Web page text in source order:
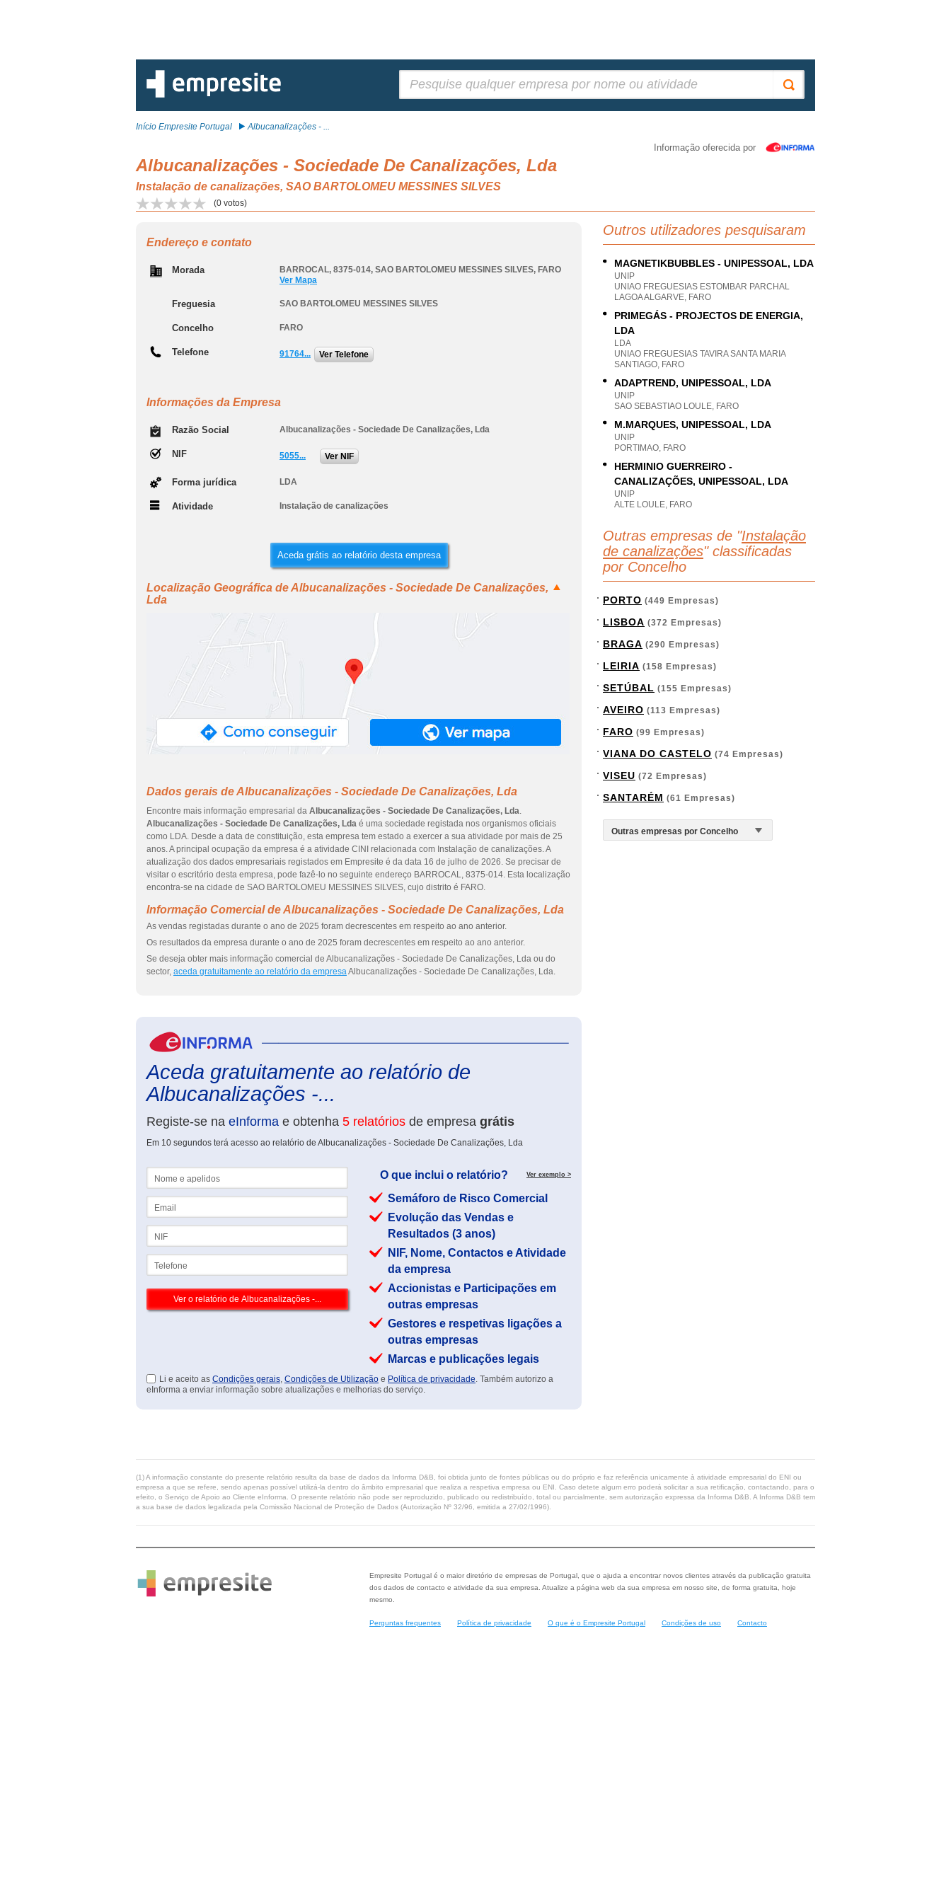
Início Empresite Portugal Albucanalizações - ...
Informação oferecida por
Albucanalizações - Sociedade De Canalizações, Lda
Instalação de canalizações, SAO BARTOLOMEU MESSINES SILVES
(0 votos)
Endereço e contato
Morada BARROCAL, 8375-014, SAO BARTOLOMEU MESSINES SILVES, FARO
Ver Mapa
Freguesia SAO BARTOLOMEU MESSINES SILVES
Concelho FARO
Telefone 91764... Ver Telefone
Informações da Empresa
Razão Social Albucanalizações - Sociedade De Canalizações, Lda
NIF 5055... Ver NIF
Forma jurídica LDA
Atividade Instalação de canalizações
Aceda grátis ao relatório desta empresa
Localização Geográfica de Albucanalizações - Sociedade De Canalizações,
Lda
Dados gerais de Albucanalizações - Sociedade De Canalizações, Lda
Encontre mais informação empresarial da Albucanalizações - Sociedade De Canalizações, Lda.
Albucanalizações - Sociedade De Canalizações, Lda é uma sociedade registada nos organismos oficiais
como LDA. Desde a data de constituição, esta empresa tem estado a exercer a sua atividade por mais de 25
anos. A principal ocupação da empresa é a atividade CINI relacionada com Instalação de canalizações. A
atualização dos dados empresariais registados em Empresite é da data 16 de julho de 2026. Se precisar de
visitar o escritório desta empresa, pode fazê-lo no seguinte endereço BARROCAL, 8375-014. Esta localização
encontra-se na cidade de SAO BARTOLOMEU MESSINES SILVES, cujo distrito é FARO.
Informação Comercial de Albucanalizações - Sociedade De Canalizações, Lda
As vendas registadas durante o ano de 2025 foram decrescentes em respeito ao ano anterior.
Os resultados da empresa durante o ano de 2025 foram decrescentes em respeito ao ano anterior.
Se deseja obter mais informação comercial de Albucanalizações - Sociedade De Canalizações, Lda ou do
sector, aceda gratuitamente ao relatório da empresaAlbucanalizações - Sociedade De Canalizações, Lda.
Aceda gratuitamente ao relatório de
Albucanalizações -...
Registe-se na eInforma e obtenha 5 relatórios de empresa grátis
Em 10 segundos terá acesso ao relatório de Albucanalizações - Sociedade De Canalizações, Lda
O que inclui o relatório? Ver exemplo >
Semáforo de Risco Comercial
Evolução das Vendas e
Resultados (3 anos)
NIF, Nome, Contactos e Atividade
da empresa
Accionistas e Participações em
outras empresas
Gestores e respetivas ligações a
outras empresas
Marcas e publicações legais
Li e aceito as Condições gerais, Condições de Utilização e Política de privacidade. Também autorizo a
eInforma a enviar informação sobre atualizações e melhorias do serviço.
Outros utilizadores pesquisaram
MAGNETIKBUBBLES - UNIPESSOAL, LDA
UNIP
UNIAO FREGUESIAS ESTOMBAR PARCHAL
LAGOA ALGARVE, FARO
PRIMEGÁS - PROJECTOS DE ENERGIA,
LDA
LDA
UNIAO FREGUESIAS TAVIRA SANTA MARIA
SANTIAGO, FARO
ADAPTREND, UNIPESSOAL, LDA
UNIP
SAO SEBASTIAO LOULE, FARO
M.MARQUES, UNIPESSOAL, LDA
UNIP
PORTIMAO, FARO
HERMINIO GUERREIRO -
CANALIZAÇÕES, UNIPESSOAL, LDA
UNIP
ALTE LOULE, FARO
Outras empresas de "Instalação
de canalizações" classificadas
por Concelho
PORTO (449 Empresas)
LISBOA (372 Empresas)
BRAGA (290 Empresas)
LEIRIA (158 Empresas)
SETÚBAL (155 Empresas)
AVEIRO (113 Empresas)
FARO (99 Empresas)
VIANA DO CASTELO (74 Empresas)
VISEU (72 Empresas)
SANTARÉM (61 Empresas)
(1) A informação constante do presente relatório resulta da base de dados da Informa D&B, foi obtida junto de fontes públicas ou do próprio e faz referência unicamente à atividade empresarial do ENI ou
empresa a que se refere, sendo apenas possível utilizá-la dentro do âmbito empresarial que realiza a respetiva empresa ou ENI. Caso detete algum erro poderá solicitar a sua retificação, contactando, para o
efeito, o Serviço de Apoio ao Cliente eInforma. O presente relatório não pode ser reproduzido, publicado ou redistribuído, total ou parcialmente, sem autorização expressa da Informa D&B. A Informa D&B tem
a sua base de dados legalizada pela Comissão Nacional de Proteção de Dados (Autorização Nº 32/96, emitida a 27/02/1996).
Empresite Portugal é o maior diretório de empresas de Portugal, que o ajuda a encontrar novos clientes através da publicação gratuita
dos dados de contacto e atividade da sua empresa. Atualize a página web da sua empresa em nosso site, de forma gratuita, hoje
mesmo.
Perguntas frequentes Política de privacidade O que é o Empresite Portugal Condições de uso Contacto